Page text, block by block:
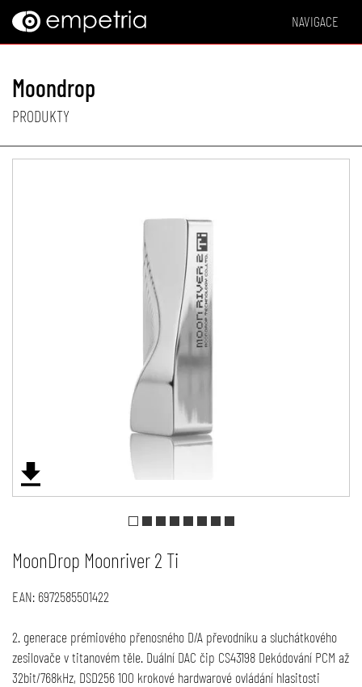
NAVIGACE
Moondrop
PRODUKTY
MoonDrop Moonriver 2 Ti
EAN:6972585501422
2. generace prémiového přenosného D/A převodníku a sluchátkového
zesilovače v titanovém těle. Duální DAC čip CS43198 Dekódování PCM až
32bit/768kHz, DSD256 100 krokové hardwarové ovládání hlasitosti